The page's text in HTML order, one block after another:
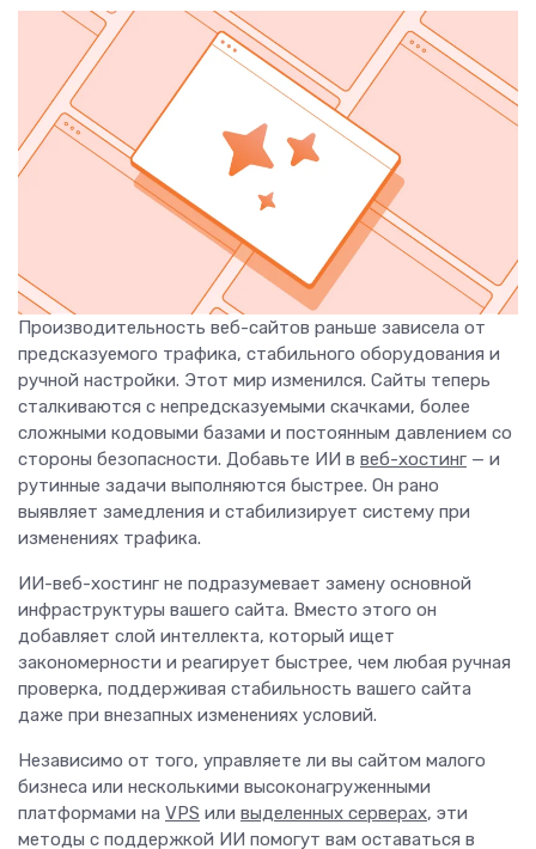
Производительность веб-сайтов раньше зависела от
предсказуемого трафика, стабильного оборудования и
ручной настройки. Этот мир изменился. Сайты теперь
сталкиваются с непредсказуемыми скачками, более
сложными кодовыми базами и постоянным давлением со
стороны безопасности. Добавьте ИИ в веб-хостинг — и
рутинные задачи выполняются быстрее. Он рано
выявляет замедления и стабилизирует систему при
изменениях трафика.
ИИ-веб-хостинг не подразумевает замену основной
инфраструктуры вашего сайта. Вместо этого он
добавляет слой интеллекта, который ищет
закономерности и реагирует быстрее, чем любая ручная
проверка, поддерживая стабильность вашего сайта
даже при внезапных изменениях условий.
Независимо от того, управляете ли вы сайтом малого
бизнеса или несколькими высоконагруженными
платформами на VPS или выделенных серверах, эти
методы с поддержкой ИИ помогут вам оставаться в